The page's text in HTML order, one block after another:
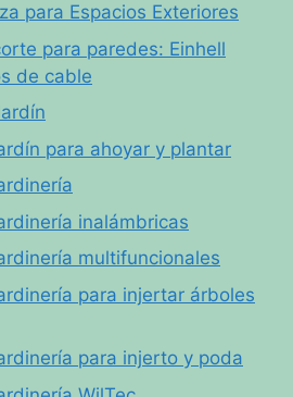
para Espacios Exteriores
para paredes: Einhell
de cable
para ahoyar y plantar
inalámbricas
multifuncionales
para injertar árboles
para injerto y poda